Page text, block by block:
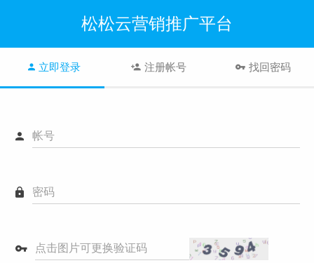
松松云营销推广平台
立即登录 注册帐号 找回密码
帐号
密码
点击图片可更换验证码